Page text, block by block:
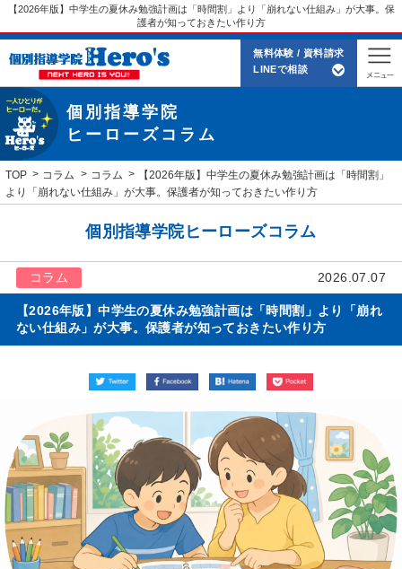
【2026年版】中学生の夏休み勉強計画は「時間割」より「崩れない仕組み」が大事。保
護者が知っておきたい作り方
無料体験 / 資料請求
LINEで相談
個別指導学院
ヒーローズコラム
TOP コラム コラム
【2026年版】中学生の夏休み勉強計画は「時間割」
より「崩れない仕組み」が大事。保護者が知っておきたい作り方
個別指導学院ヒーローズコラム
コラム 2026.07.07
【2026年版】中学生の夏休み勉強計画は「時間割」より「崩れ
ない仕組み」が大事。保護者が知っておきたい作り方